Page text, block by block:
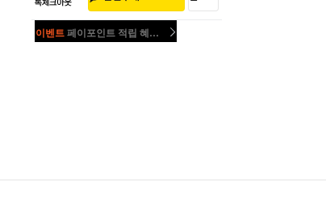
이벤트 페이포인트 적립 혜택 2배 UP!